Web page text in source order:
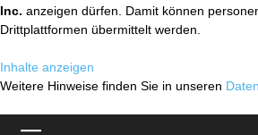
Inc. anzeigen dürfen. Damit können
Drittplattformen übermittelt werden.
Inhalte anzeigen
Weitere Hinweise finden Sie in unseren